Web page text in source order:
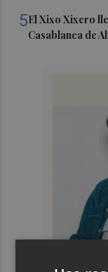
5El Xixo Xixero
Casablanca de